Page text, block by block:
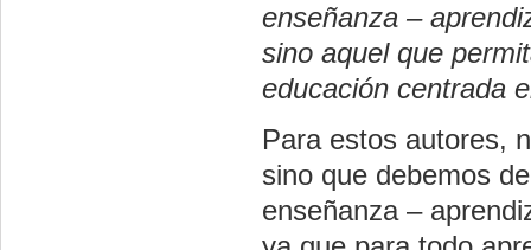
enseñanza –
sino aquel que
educación centrada
Para estos autores,
sino que debemos
enseñanza –